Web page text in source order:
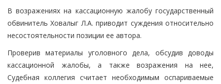
В возражениях на кассационную жалобу государственный
обвинитель Ховалыг Л.А. приводит суждения относительно
несостоятельности позиции ее автора.
Проверив материалы уголовного дела, обсудив доводы
кассационной жалобы, а также возражения на нее,
Судебная коллегия считает необходимым оспариваемые